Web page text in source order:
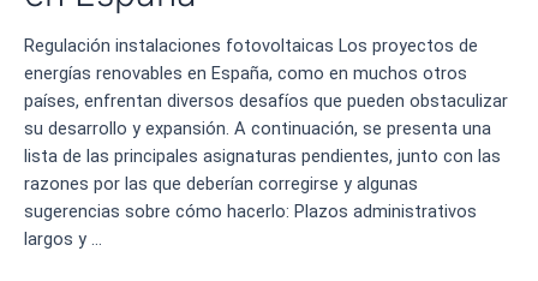
luz
con
la
energía
solar
Regulación instalaciones fotovoltaicas Los proyectos de
energías renovables en España, como en muchos otros
países, enfrentan diversos desafíos que pueden obstaculizar
su desarrollo y expansión. A continuación, se presenta una
lista de las principales asignaturas pendientes, junto con las
razones por las que deberían corregirse y algunas
sugerencias sobre cómo hacerlo: Plazos administrativos
largos y …